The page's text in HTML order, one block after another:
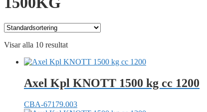
Visar alla 10 resultat
Axel Kpl KNOTT 1500 kg cc 1200
CBA-67179.003